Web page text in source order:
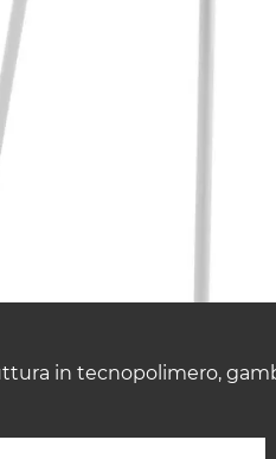
in tecnopolimero,